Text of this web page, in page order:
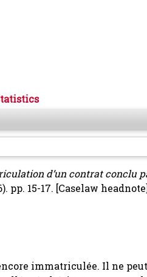
d’un contrat conclu
pp. 15-17. [Caselaw headnote]
immatriculée. Il ne